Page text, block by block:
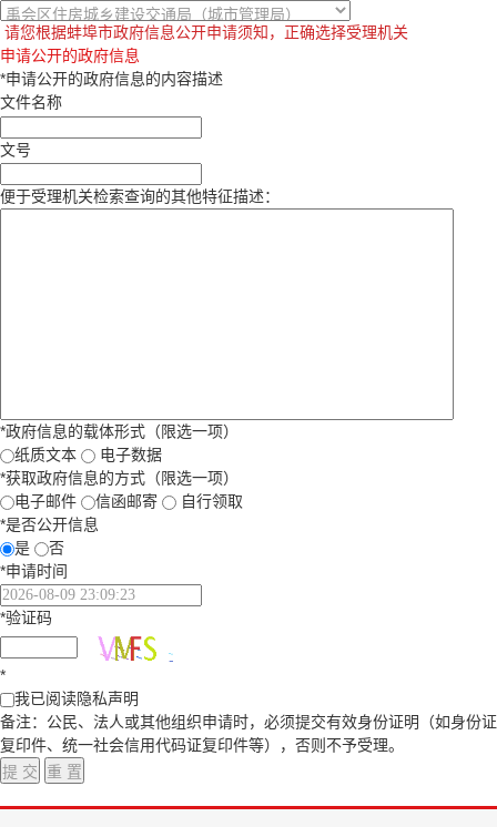
请您根据蚌埠市政府信息公开申请须知，正确选择受理机关
申请公开的政府信息
*申请公开的政府信息的内容描述
文件名称
文号
便于受理机关检索查询的其他特征描述：
*政府信息的载体形式（限选一项）
纸质文本
电子数据
*获取政府信息的方式（限选一项）
电子邮件
信函邮寄
自行领取
*是否公开信息
是
否
*申请时间
*验证码
*
我已阅读隐私声明
备注：公民、法人或其他组织申请时，必须提交有效身份证明（如身份证
复印件、统一社会信用代码证复印件等），否则不予受理。